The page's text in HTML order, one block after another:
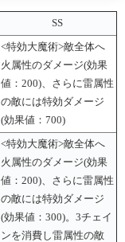
SS
<特効大魔術>敵全体へ
火属性のダメージ(効果
値：200)、さらに雷属性
の敵には特効ダメージ
(効果値：700)
<特効大魔術>敵全体へ
火属性のダメージ(効果
値：200)、さらに雷属性
の敵には特効ダメージ
(効果値：300)。3チェイ
ンを消費し雷属性の敵